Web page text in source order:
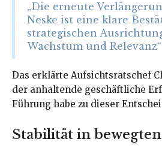
„Die erneute
Neske ist eine klare
strategischen
Wachstum und Relevanz“
Das erklärte Aufsichtsratschef
der anhaltende geschäftliche
Führung habe zu dieser
Stabilität in